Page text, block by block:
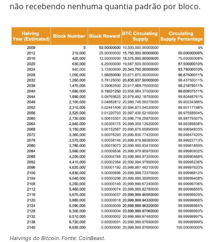
não recebendo nenhuma quantia padrão por bloco.
Halvings do Bitcoin. Fonte: CoinBeast.